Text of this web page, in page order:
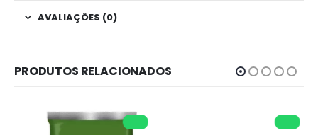
AVALIAÇÕES (0)
PRODUTOS RELACIONADOS